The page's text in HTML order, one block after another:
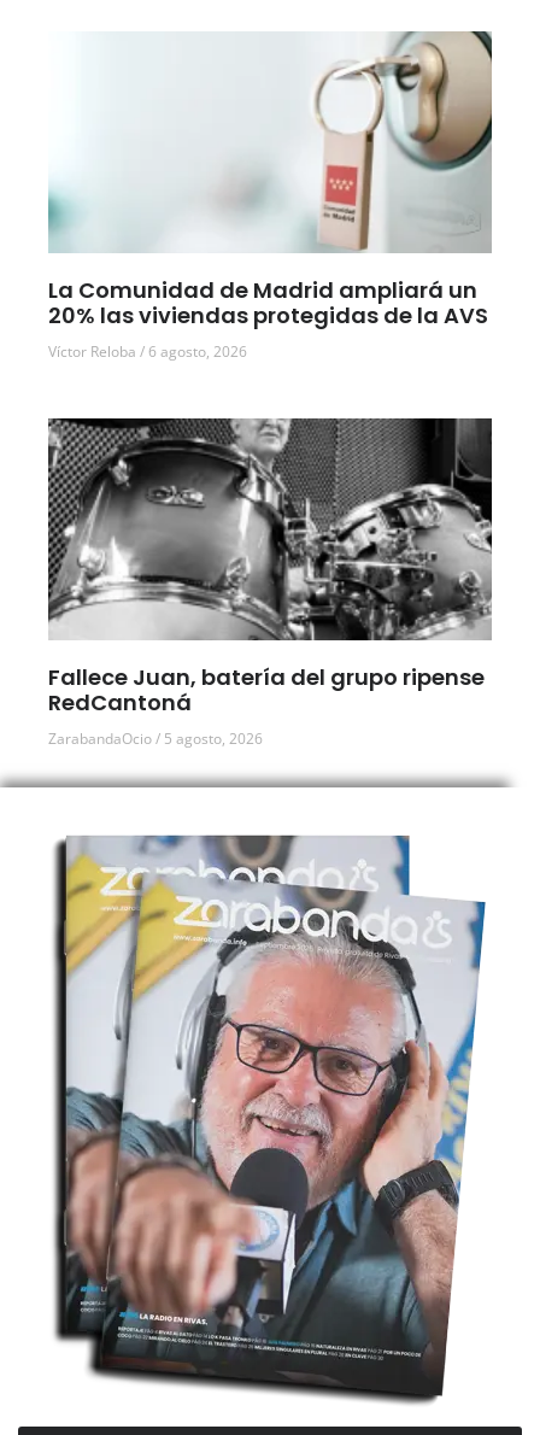
La Comunidad de Madrid ampliará un
20% las viviendas protegidas de la AVS
Víctor Reloba 6 agosto, 2026
Fallece Juan, batería del grupo ripense
RedCantoná
ZarabandaOcio 5 agosto, 2026